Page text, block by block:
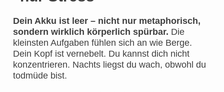
Dein Akku ist leer – nicht nur metaphorisch,
sondern wirklich körperlich spürbar. Die
kleinsten Aufgaben fühlen sich an wie Berge.
Dein Kopf ist vernebelt. Du kannst dich nicht
konzentrieren. Nachts liegst du wach, obwohl du
todmüde bist.